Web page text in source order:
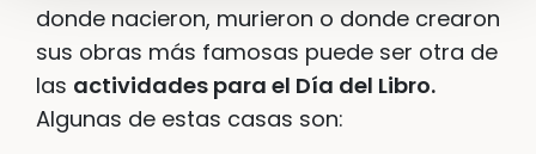
donde nacieron, murieron o donde crearon
sus obras más famosas puede ser otra de
las actividades para el Día del Libro.
Algunas de estas casas son: